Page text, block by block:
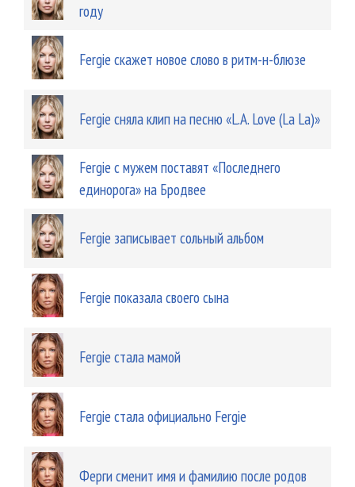
году
Fergie скажет новое слово в ритм-н-блюзе
Fergie сняла клип на песню «L.A. Love (La La)»
Fergie с мужем поставят «Последнего
единорога» на Бродвее
Fergie записывает сольный альбом
Fergie показала своего сына
Fergie стала мамой
Fergie стала официально Fergie
Ферги сменит имя и фамилию после родов